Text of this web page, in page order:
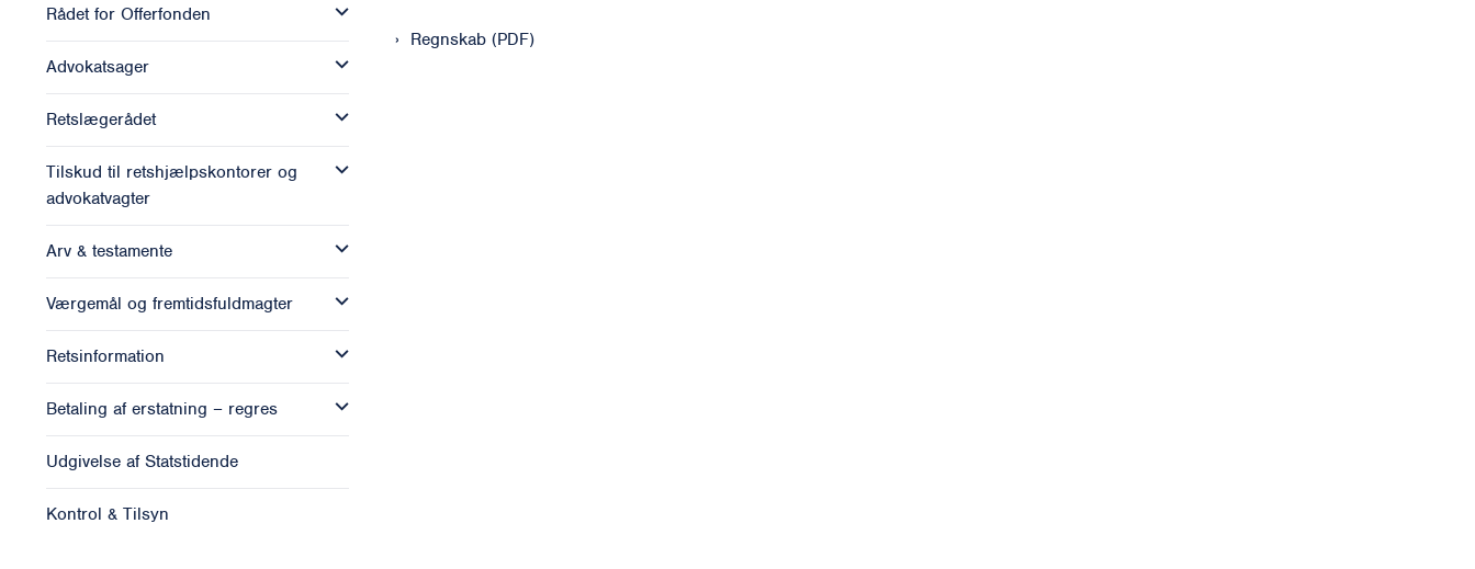
Rådet for Offerfonden
Advokatsager
Retslægerådet
Tilskud til retshjælpskontorer og
advokatvagter
Arv & testamente
Værgemål og fremtidsfuldmagter
Retsinformation
Betaling af erstatning – regres
Udgivelse af Statstidende
Kontrol & Tilsyn
Regnskab (PDF)